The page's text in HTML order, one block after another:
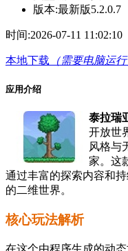
版本:最新版5.2.0.7
时间:2026-07-11 11:02:10
本地下载 （需要电脑运行
应用介绍
泰拉瑞
开放世
风格与
家。这
通过丰富的探索内容和
的二维世界。
核心玩法解析
在这个由程序生成的动